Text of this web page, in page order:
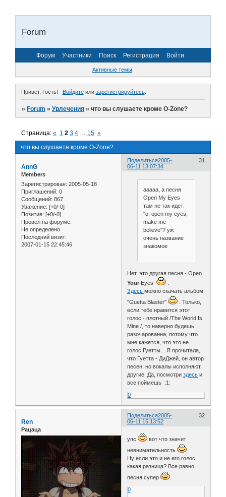
Forum
Форум Участники Поиск Регистрация Войти
Активные темы
Привет, Гость! Войдитеили зарегистрируйтесь.
»Forum »Увлечения »что вы слушаете кроме O-Zone?
что вы слушаете кроме O-Zone?
Страница:« 1 2 3 4 … 15 »
Поделиться 31
2005-
06-11 13:07:34
AnnG
Members
Зарегистрирован: 2005-05-18
Приглашений: 0
Сообщений: 867
Уважение: [+0/-0]
Позитив: [+0/-0]
Провел на форуме:
Не определено
Последний визит:
2007-01-15 22:45:46
ааааа, а песня
Open My Eyes
там не так идет:
"o. open my eyes,
make me
believe"? уж
очень название
знакомое
Нет, это другая песня - Open
Your Eyes
Здесьможно скачать альбом
"Guetta Blaster"
. Только,
если тебе нравится этот
голос - плотный /The World Is
Mine /, то наверно будешь
разочарованна, потому что
мне кажется, что это не
голос Гуетты... Я прочитала,
что Гуетта - ДиДжей, он автор
песен, но вокалы исполняют
другие. Да, посмотриздесь и
все поймешь :1:
0
Поделиться 32
2005-
06-11 15:13:52
Ren
Рацаца
упс
вот что значит
невнимательность
Ну если это и не его голос,
какая разница? Все равно
песня супер
0